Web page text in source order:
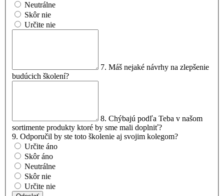
Neutrálne
Skôr nie
Určite nie
budúcich školení?
sortimente produkty ktoré by sme mali doplniť?
9. Odporučil by ste toto školenie aj svojim kolegom?
Určite áno
Skôr áno
Neutrálne
Skôr nie
Určite nie